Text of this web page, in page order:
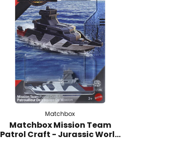
Matchbox
Matchbox Mission Team
Patrol Craft - Jurassic World